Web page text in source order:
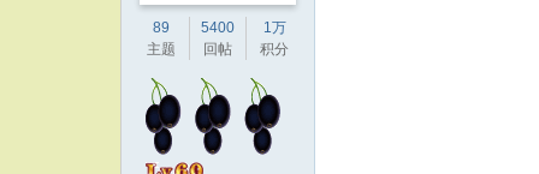
89
主题
5400
回帖
1万
积分